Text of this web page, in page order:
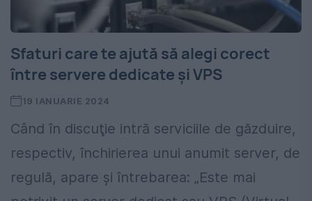
Sfaturi care te ajută să alegi corect
între servere dedicate și VPS
19 IANUARIE 2024
Când în discuţie intră serviciile de găzduire,
respectiv, închirierea unui anumit server, de
regulă, apare şi întrebarea: „Este mai